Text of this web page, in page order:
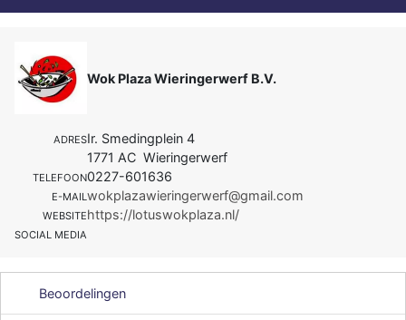
Wok Plaza Wieringerwerf B.V.
ADRESIr. Smedingplein 4
1771 AC Wieringerwerf
TELEFOON0227-601636
E-MAILwokplazawieringerwerf@gmail.com
WEBSITEhttps://lotuswokplaza.nl/
SOCIAL MEDIA
Beoordelingen